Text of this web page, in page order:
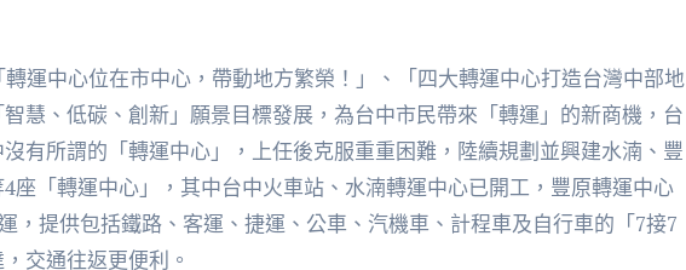
運中心位在市中心，帶動地方繁榮！」、「四大轉運中心打造台灣中部地
慧、低碳、創新」願景目標發展，為台中市民帶來「轉運」的新商機，台
有所謂的「轉運中心」，上任後克服重重困難，陸續規劃並興建水湳、豐
座「轉運中心」，其中台中火車站、水湳轉運中心已開工，豐原轉運中心
，提供包括鐵路、客運、捷運、公車、汽機車、計程車及自行車的「7接7
交通往返更便利。